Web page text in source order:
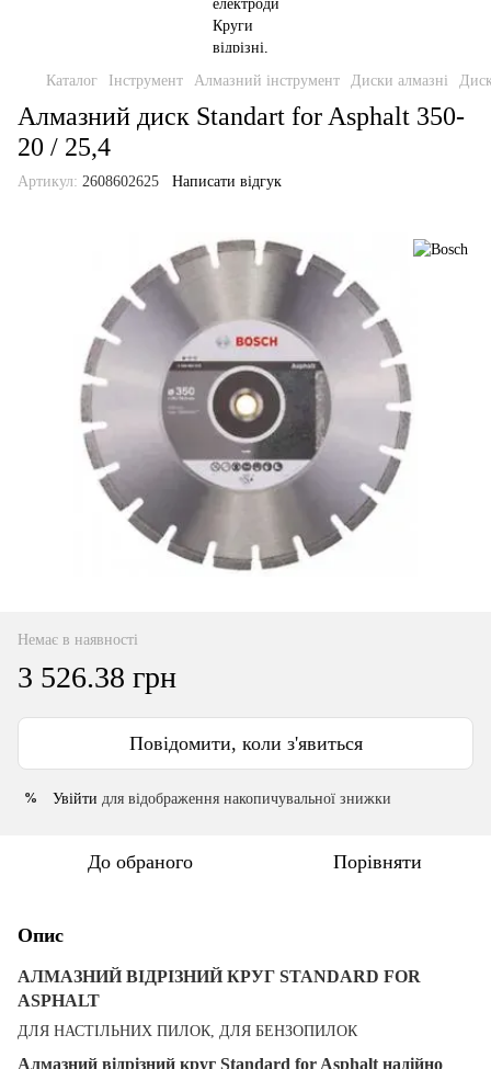
Каталог Інструмент Алмазний інструмент Диски алмазні
Алмазний диск Standart for Asphalt 350-
20 / 25,4
Артикул: 2608602625 Написати відгук
Немає в наявності
3 526.38 грн
Повідомити, коли з'явиться
% Увійти для відображення накопичувальної знижки
До обраного Порівняти
Опис
АЛМАЗНИЙ ВІДРІЗНИЙ КРУГ STANDARD FOR
ASPHALT
ДЛЯ НАСТІЛЬНИХ ПИЛОК, ДЛЯ БЕНЗОПИЛОК
Алмазний відрізний круг Standard for Asphalt надійно